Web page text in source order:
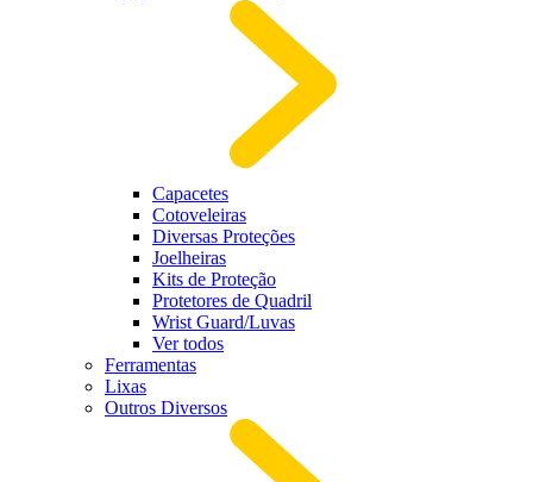
Capacetes
Cotoveleiras
Diversas Proteções
Joelheiras
Kits de Proteção
Protetores de Quadril
Wrist Guard/Luvas
Ver todos
Ferramentas
Lixas
Outros Diversos